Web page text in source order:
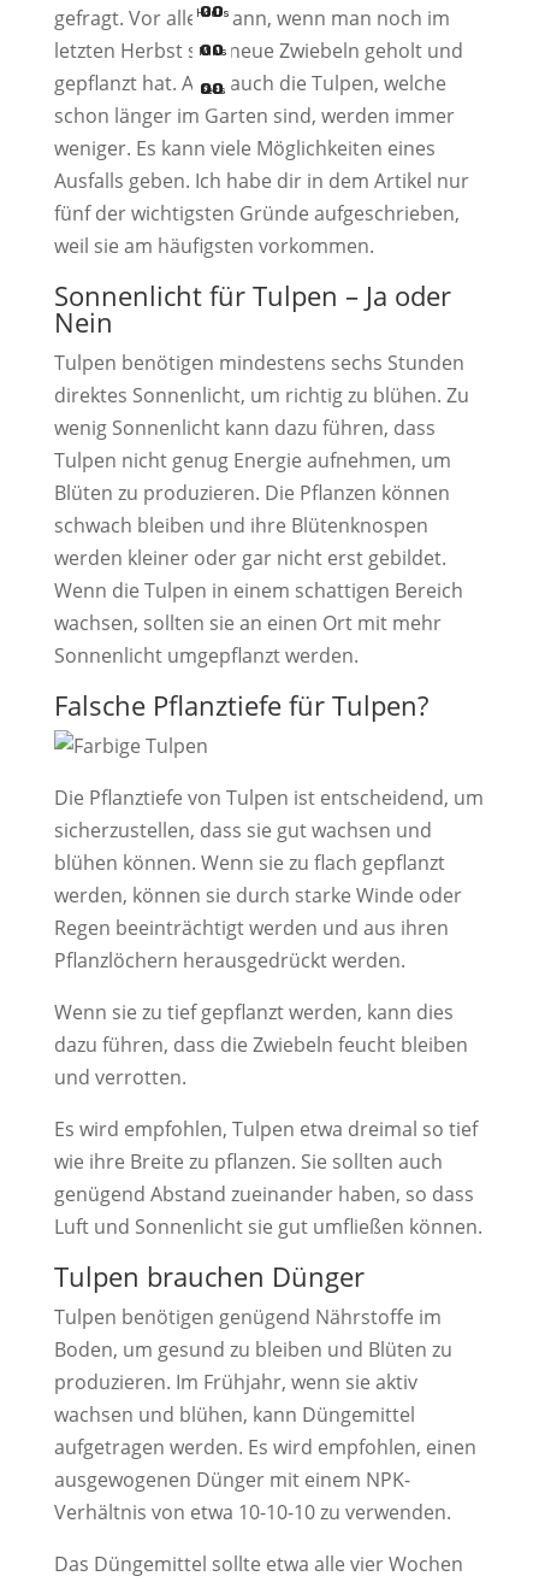
gefragt. Vor allem dann, wenn man noch im
letzten Herbst sich neue Zwiebeln geholt und
gepflanzt hat. Aber auch die Tulpen, welche
schon länger im Garten sind, werden immer
weniger. Es kann viele Möglichkeiten eines
Ausfalls geben. Ich habe dir in dem Artikel nur
fünf der wichtigsten Gründe aufgeschrieben,
weil sie am häufigsten vorkommen.
Sonnenlicht für Tulpen – Ja oder
Nein
Tulpen benötigen mindestens sechs Stunden
direktes Sonnenlicht, um richtig zu blühen. Zu
wenig Sonnenlicht kann dazu führen, dass
Tulpen nicht genug Energie aufnehmen, um
Blüten zu produzieren. Die Pflanzen können
schwach bleiben und ihre Blütenknospen
werden kleiner oder gar nicht erst gebildet.
Wenn die Tulpen in einem schattigen Bereich
wachsen, sollten sie an einen Ort mit mehr
Sonnenlicht umgepflanzt werden.
Falsche Pflanztiefe für Tulpen?
Die Pflanztiefe von Tulpen ist entscheidend, um
sicherzustellen, dass sie gut wachsen und
blühen können. Wenn sie zu flach gepflanzt
werden, können sie durch starke Winde oder
Regen beeinträchtigt werden und aus ihren
Pflanzlöchern herausgedrückt werden.
Wenn sie zu tief gepflanzt werden, kann dies
dazu führen, dass die Zwiebeln feucht bleiben
und verrotten.
Es wird empfohlen, Tulpen etwa dreimal so tief
wie ihre Breite zu pflanzen. Sie sollten auch
genügend Abstand zueinander haben, so dass
Luft und Sonnenlicht sie gut umfließen können.
​Tulpen brauchen Dünger
Tulpen benötigen genügend Nährstoffe im
Boden, um gesund zu bleiben und Blüten zu
produzieren. Im Frühjahr, wenn sie aktiv
wachsen und blühen, kann Düngemittel
aufgetragen werden. Es wird empfohlen, einen
ausgewogenen Dünger mit einem NPK-
Verhältnis von etwa 10-10-10 zu verwenden.
Das Düngemittel sollte etwa alle vier Wochen
00
Hours
00
Mins
00
Secs